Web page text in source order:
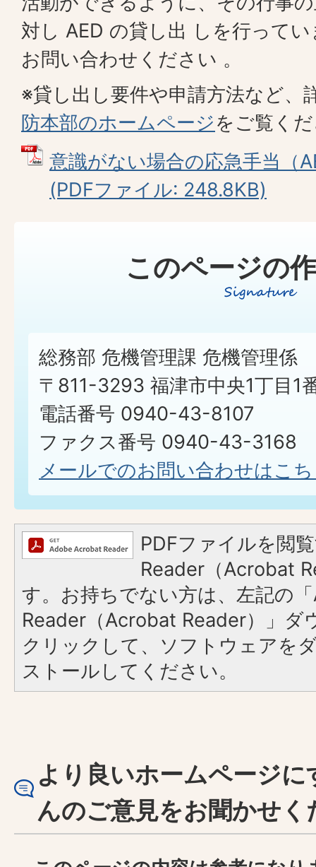
対し AED の貸し出 しを行って
お問い合わせください 。
※貸し出し要件や申請方法など、
防本部のホームページをご覧く
意識がない場合の応急手当（
(PDFファイル: 248.8KB)
このページの
総務部 危機管理課 危機管理係
〒811-3293 福津市中央1丁目1
電話番号 0940-43-8107
ファクス番号 0940-43-3168
メールでのお問い合わせはこ
PDFファイルを閲
Reader（Acrobat
す。お持ちでない方は、左記の
Reader（Acrobat Reader）」ダ
クリックして、ソフトウェアを
ストールしてください。
より良いホームページ
んのご意見をお聞かせく